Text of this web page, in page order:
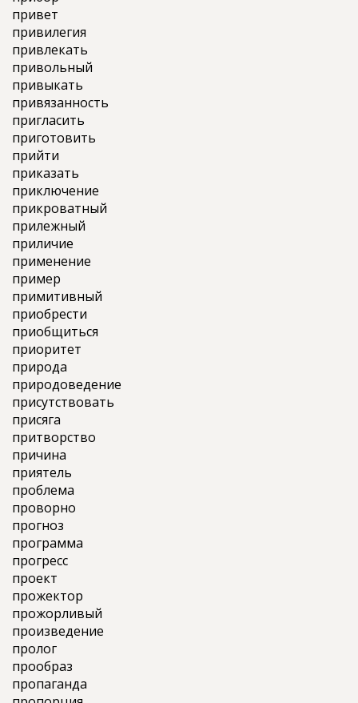
привет
привилегия
привлекать
привольный
привыкать
привязанность
пригласить
приготовить
прийти
приказать
приключение
прикроватный
прилежный
приличие
применение
пример
примитивный
приобрести
приобщиться
приоритет
природа
природоведение
присутствовать
присяга
притворство
причина
приятель
проблема
проворно
прогноз
программа
прогресс
проект
прожектор
прожорливый
произведение
пролог
прообраз
пропаганда